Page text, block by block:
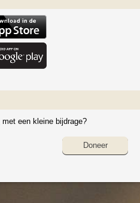
met een kleine bijdrage?
Doneer